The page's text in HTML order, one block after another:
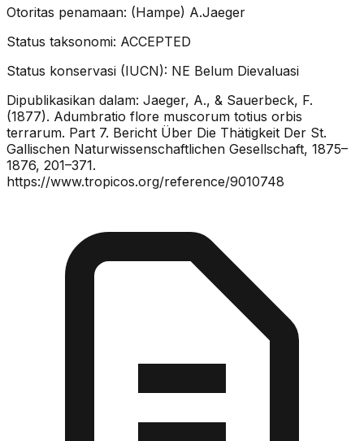
Otoritas penamaan: (Hampe) A.Jaeger
Status taksonomi: ACCEPTED
Status konservasi (IUCN): NE Belum Dievaluasi
Dipublikasikan dalam: Jaeger, A., & Sauerbeck, F.
(1877). Adumbratio flore muscorum totius orbis
terrarum. Part 7. Bericht Über Die Thätigkeit Der St.
Gallischen Naturwissenschaftlichen Gesellschaft, 1875–
1876, 201–371.
https://www.tropicos.org/reference/9010748